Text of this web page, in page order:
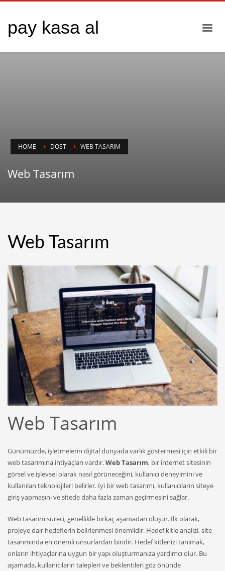
pay kasa al
HOME DOST WEB TASARIM
Web Tasarım
Web Tasarım
Web Tasarım
Günümüzde, işletmelerin dijital dünyada varlık göstermesi için etkili bir
web tasarımına ihtiyaçları vardır.Web Tasarım, bir internet sitesinin
görsel ve işlevsel olarak nasıl görüneceğini, kullanıcı deneyimini ve
kullanılan teknolojileri belirler. İyi bir web tasarımı, kullanıcıların siteye
giriş yapmasını ve sitede daha fazla zaman geçirmesini sağlar.
Web tasarım süreci, genellikle birkaç aşamadan oluşur. İlk olarak,
projeye dair hedeflerin belirlenmesi önemlidir. Hedef kitle analizi, site
tasarımında en önemli unsurlardan biridir. Hedef kitlenizi tanımak,
onların ihtiyaçlarına uygun bir yapı oluşturmanıza yardımcı olur. Bu
aşamada, kullanıcıların talepleri ve beklentileri göz önünde